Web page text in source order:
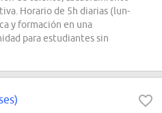
Horario de 5h diarias (lun-
y formación en una
para estudiantes sin